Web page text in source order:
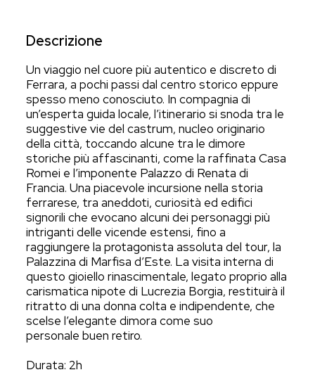
Descrizione
Un viaggio nel cuore più autentico e discreto di
Ferrara, a pochi passi dal centro storico eppure
spesso meno conosciuto. In compagnia di
un’esperta guida locale, l’itinerario si snoda tra le
suggestive vie del castrum, nucleo originario
della città, toccando alcune tra le dimore
storiche più affascinanti, come la raffinata Casa
Romei e l’imponente Palazzo di Renata di
Francia. Una piacevole incursione nella storia
ferrarese, tra aneddoti, curiosità ed edifici
signorili che evocano alcuni dei personaggi più
intriganti delle vicende estensi, fino a
raggiungere la protagonista assoluta del tour, la
Palazzina di Marfisa d’Este. La visita interna di
questo gioiello rinascimentale, legato proprio alla
carismatica nipote di Lucrezia Borgia, restituirà il
ritratto di una donna colta e indipendente, che
scelse l’elegante dimora come suo
personale buen retiro.
Durata: 2h